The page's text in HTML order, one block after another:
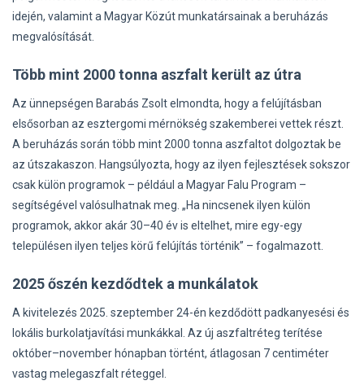
idején, valamint a Magyar Közút munkatársainak a beruházás
megvalósítását.
Több mint 2000 tonna aszfalt került az útra
Az ünnepségen Barabás Zsolt elmondta, hogy a felújításban
elsősorban az esztergomi mérnökség szakemberei vettek részt.
A beruházás során több mint 2000 tonna aszfaltot dolgoztak be
az útszakaszon. Hangsúlyozta, hogy az ilyen fejlesztések sokszor
csak külön programok – például a Magyar Falu Program –
segítségével valósulhatnak meg. „Ha nincsenek ilyen külön
programok, akkor akár 30–40 év is eltelhet, mire egy-egy
településen ilyen teljes körű felújítás történik” – fogalmazott.
2025 őszén kezdődtek a munkálatok
A kivitelezés 2025. szeptember 24-én kezdődött padkanyesési és
lokális burkolatjavítási munkákkal. Az új aszfaltréteg terítése
október–november hónapban történt, átlagosan 7 centiméter
vastag melegaszfalt réteggel.